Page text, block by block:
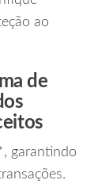
ao
de
garantindo